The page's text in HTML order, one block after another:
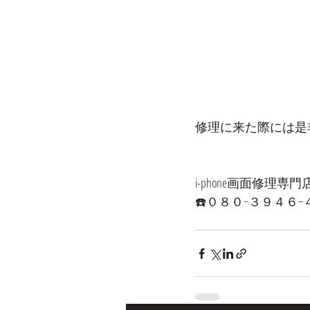
修理に来た際には
i-phone画面修理専門店
☎️０８０−３９４６−